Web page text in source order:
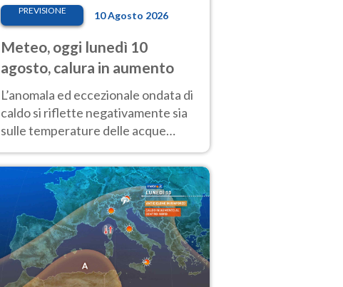
PREVISIONE 10 Agosto 2026
Meteo, oggi lunedì 10
agosto, calura in aumento
L’anomala ed eccezionale ondata di
caldo si riflette negativamente sia
sulle temperature delle acque
condizione critica dei ghiacciai